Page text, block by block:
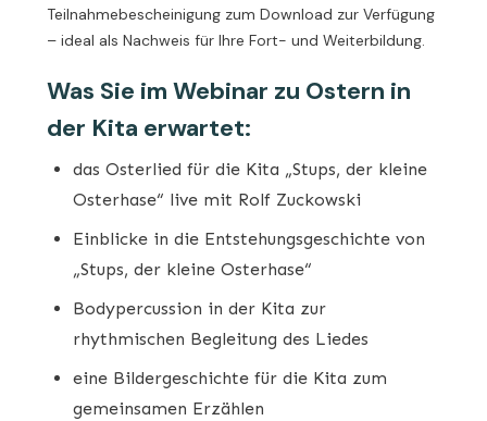
Teilnahmebescheinigung zum Download zur Verfügung
– ideal als Nachweis für Ihre Fort- und Weiterbildung.
Was Sie im Webinar zu Ostern in
der Kita erwartet:
das Osterlied für die Kita „Stups, der kleine
Osterhase“ live mit Rolf Zuckowski
Einblicke in die Entstehungsgeschichte von
„Stups, der kleine Osterhase“
Bodypercussion in der Kita zur
rhythmischen Begleitung des Liedes
eine Bildergeschichte für die Kita zum
gemeinsamen Erzählen